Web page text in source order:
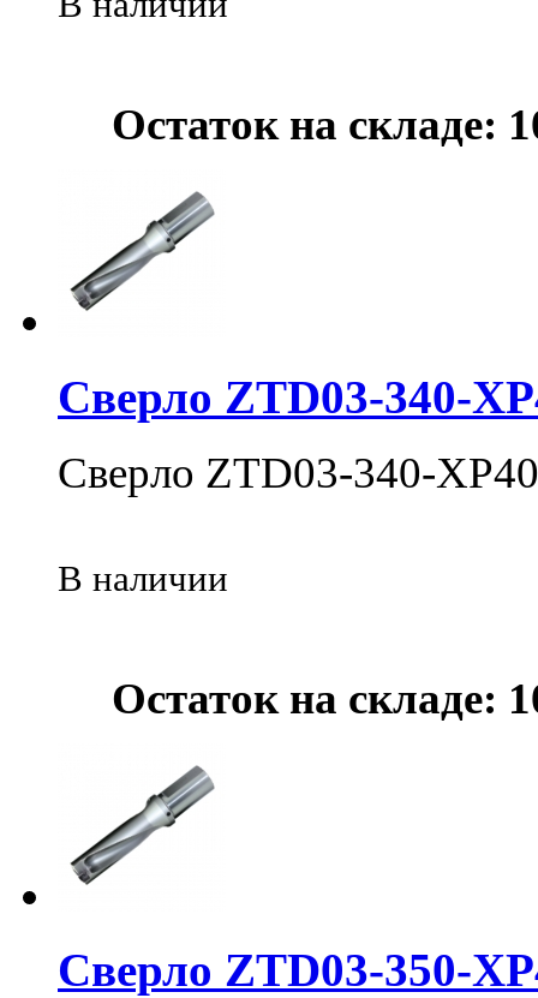
Остаток на складе:
Сверло ZTD03-340-
Сверло ZTD03-340-
В наличии
Остаток на складе:
Сверло ZTD03-350-